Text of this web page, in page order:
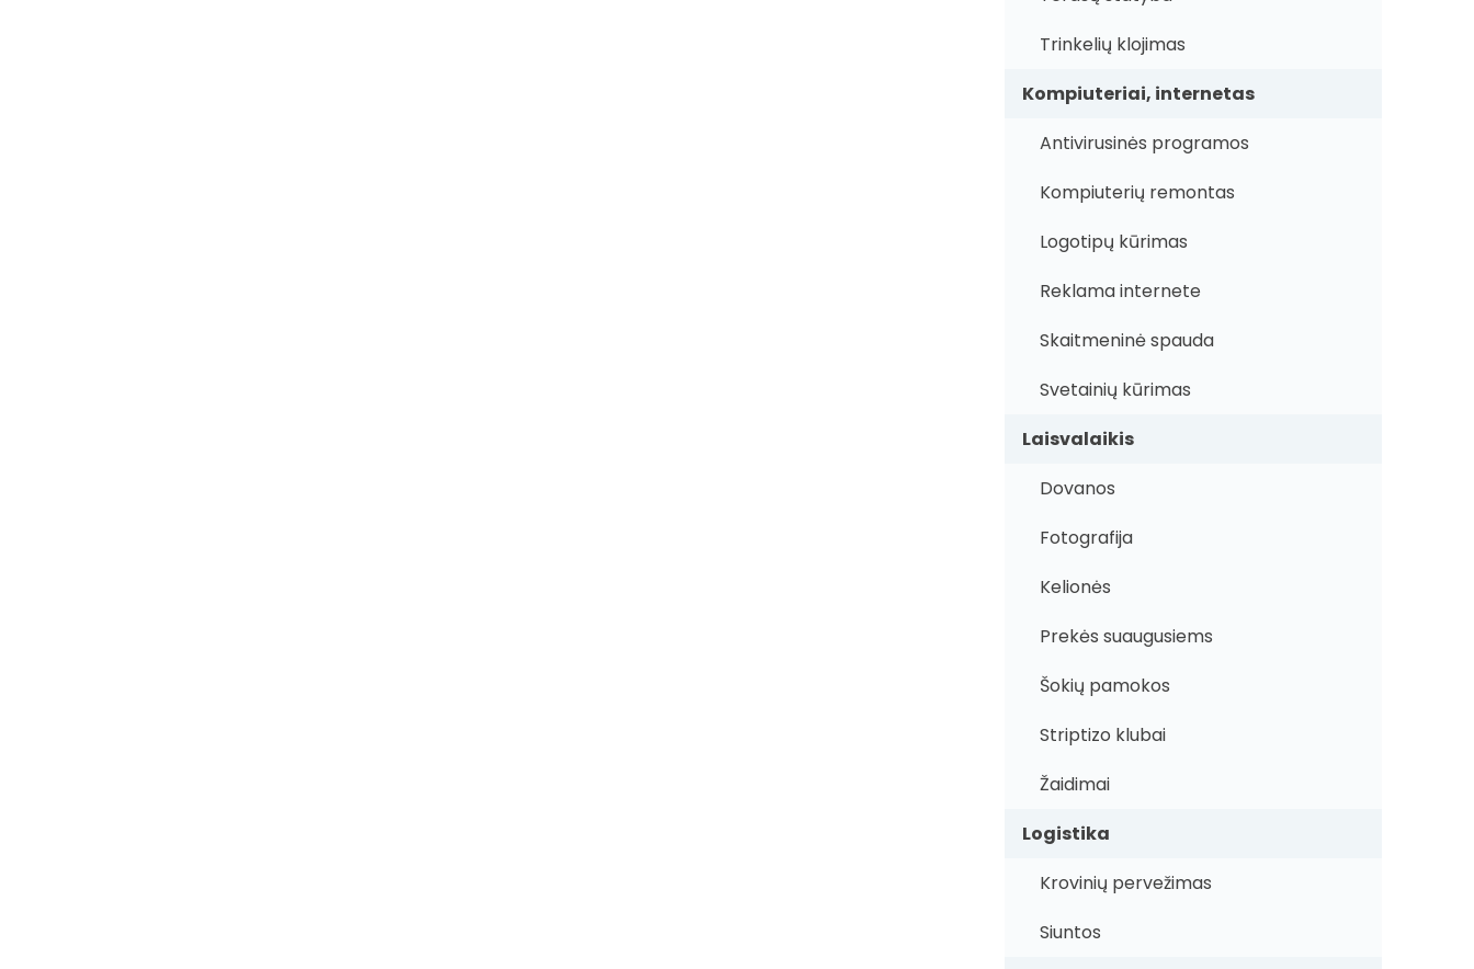
Trinkelių klojimas
Kompiuteriai, internetas
Antivirusinės programos
Kompiuterių remontas
Logotipų kūrimas
Reklama internete
Skaitmeninė spauda
Svetainių kūrimas
Laisvalaikis
Dovanos
Fotografija
Kelionės
Prekės suaugusiems
Šokių pamokos
Striptizo klubai
Žaidimai
Logistika
Krovinių pervežimas
Siuntos